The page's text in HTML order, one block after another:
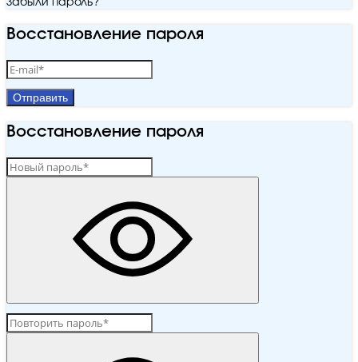
Забыли пароль?
Восстановление пароля
Отправить
Восстановление пароля